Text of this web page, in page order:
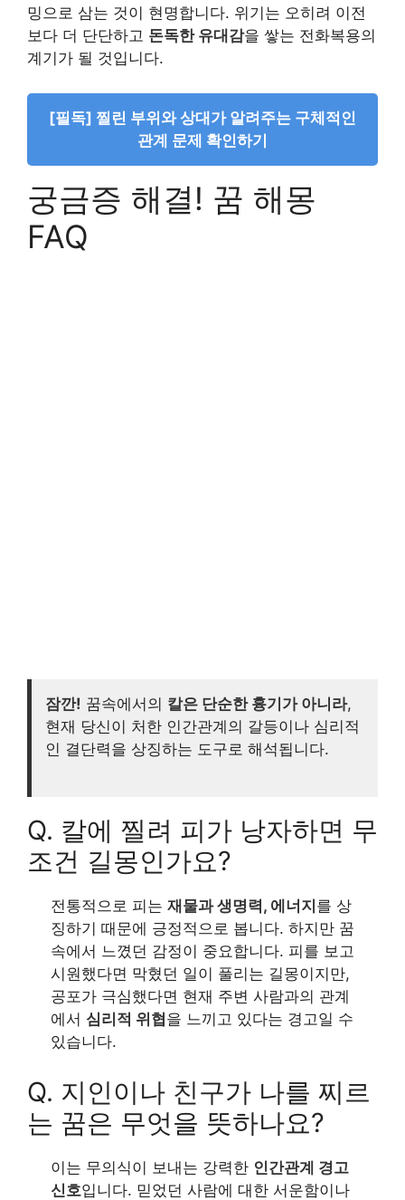
밍으로 삼는 것이 현명합니다. 위기는 오히려 이전
보다 더 단단하고 돈독한 유대감을 쌓는 전화복용의
계기가 될 것입니다.
[필독] 찔린 부위와 상대가 알려주는 구체적인
관계 문제 확인하기
궁금증 해결! 꿈 해몽
FAQ
잠깐! 꿈속에서의 칼은 단순한 흉기가 아니라,
현재 당신이 처한 인간관계의 갈등이나 심리적
인 결단력을 상징하는 도구로 해석됩니다.
Q. 칼에 찔려 피가 낭자하면 무
조건 길몽인가요?
전통적으로 피는 재물과 생명력, 에너지 를 상
징하기 때문에 긍정적으로 봅니다. 하지만 꿈
속에서 느꼈던 감정이 중요합니다. 피를 보고
시원했다면 막혔던 일이 풀리는 길몽이지만,
공포가 극심했다면 현재 주변 사람과의 관계
에서 심리적 위협 을 느끼고 있다는 경고일 수
있습니다.
Q. 지인이나 친구가 나를 찌르
는 꿈은 무엇을 뜻하나요?
이는 무의식이 보내는 강력한 인간관계 경고
신호입니다. 믿었던 사람에 대한 서운함이나